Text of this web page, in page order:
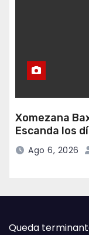
Xomezana
Escanda los
Ago 6, 2026
Queda